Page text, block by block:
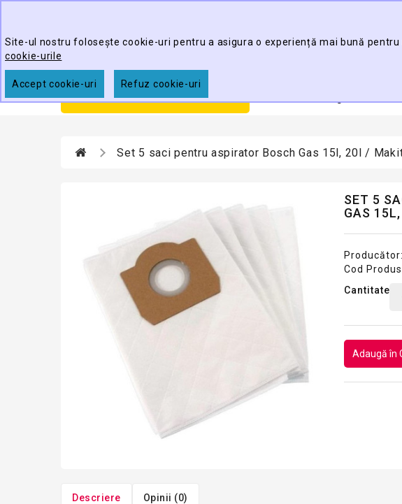
Site-ul nostru folosește cookie-uri pentru a asigura o experiență mai bună
cookie-urile
Accept cookie-uri Refuz cookie-uri
CATEGORII
Set 5 saci pentru aspirator Bosch Gas 15l, 20l /
SET 5
GAS
Producător:
Cod
Cantitate
Adaugă în
Descriere Opinii (0)